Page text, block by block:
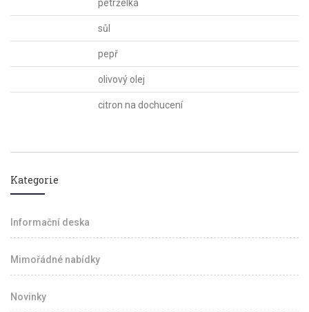
petrželka
sůl
pepř
olivový olej
citron na dochucení
Kategorie
Informační deska
Mimořádné nabídky
Novinky